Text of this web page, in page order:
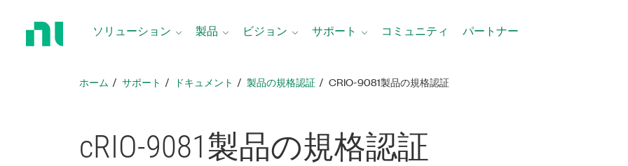
ソリューション 製品 ビジョン サポート コミュニティ パートナー
ホーム サポート ドキュメント 製品​の​規格​認証 CRIO-9081製品​の​規格​認証
cRIO-9081製品​の​規格​認証